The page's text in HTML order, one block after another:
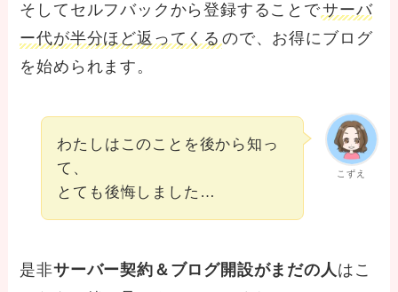
そしてセルフバックから登録することでサーバ
ー代が半分ほど返ってくる ので、お得にブログ
を始められます。
こずえ
わたしはこのことを後から知っ
て、
とても後悔しました…
是非サーバー契約＆ブログ開設がまだの人はこ